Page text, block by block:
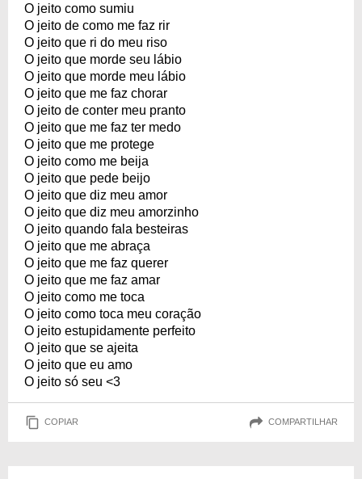
O jeito como sumiu
O jeito de como me faz rir
O jeito que ri do meu riso
O jeito que morde seu lábio
O jeito que morde meu lábio
O jeito que me faz chorar
O jeito de conter meu pranto
O jeito que me faz ter medo
O jeito que me protege
O jeito como me beija
O jeito que pede beijo
O jeito que diz meu amor
O jeito que diz meu amorzinho
O jeito quando fala besteiras
O jeito que me abraça
O jeito que me faz querer
O jeito que me faz amar
O jeito como me toca
O jeito como toca meu coração
O jeito estupidamente perfeito
O jeito que se ajeita
O jeito que eu amo
O jeito só seu <3
COPIAR COMPARTILHAR